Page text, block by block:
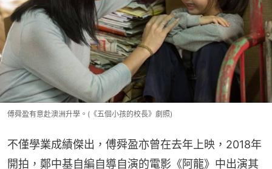
傅舜盈有意赴澳洲升學。(《五個小孩的校長》劇照)
不僅學業成績傑出，傅舜盈亦曾在去年上映，2018年
開拍，鄭中基自編自導自演的電影《阿龍》中出演其